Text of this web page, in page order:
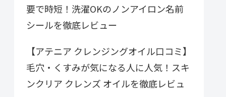
要で時短！洗濯OKのノンアイロン名前
シールを徹底レビュー
【アテニア クレンジングオイル口コミ】
毛穴・くすみが気になる人に人気！スキ
ンクリア クレンズ オイルを徹底レビュ